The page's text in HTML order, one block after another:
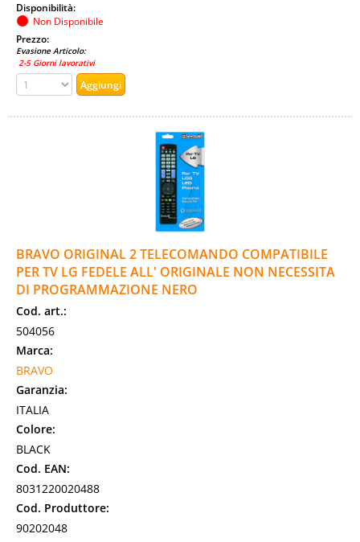
Disponibilità:
Non Disponibile
Prezzo:
Evasione Articolo:
2-5 Giorni lavorativi
BRAVO ORIGINAL 2 TELECOMANDO COMPATIBILE
PER TV LG FEDELE ALL' ORIGINALE NON NECESSITA
DI PROGRAMMAZIONE NERO
Cod. art.:
504056
Marca:
BRAVO
Garanzia:
ITALIA
Colore:
BLACK
Cod. EAN:
8031220020488
Cod. Produttore:
90202048